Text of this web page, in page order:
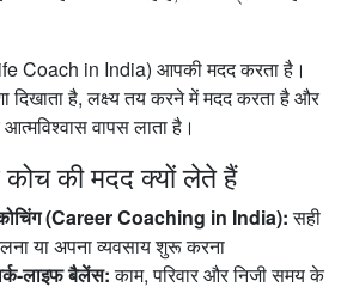
Coach in India) आपकी मदद करता है।
है, लक्ष्य तय करने में मदद करता है और
वापस लाता है।
की मदद क्यों लेते हैं
(Career Coaching in India):सही
या अपना व्यवसाय शुरू करना
लाइफ बैलेंस:काम, परिवार और निजी समय के